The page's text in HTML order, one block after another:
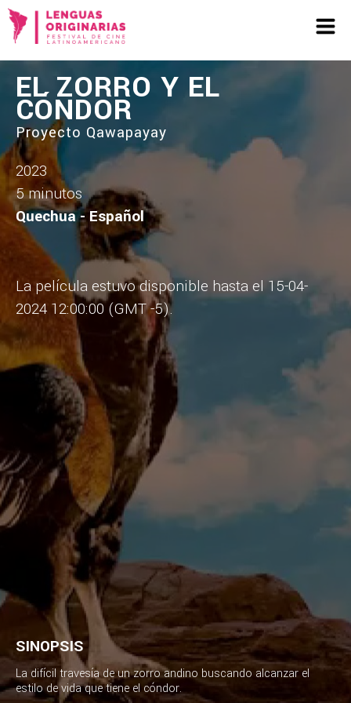
EL ZORRO Y EL
CÓNDOR
Proyecto Qawapayay
2023
5 minutos
Quechua - Español
La película estuvo disponible hasta el 15-04-
2024 12:00:00 (GMT -5).
SINOPSIS
La difícil travesía de un zorro andino buscando alcanzar el
estilo de vida que tiene el cóndor.